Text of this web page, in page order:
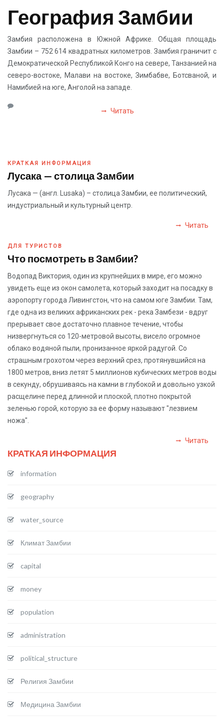
География Замбии
Замбия расположена в Южной Африке. Общая площадь
Замбии – 752 614 квадратных километров. Замбия граничит с
Демократической Республикой Конго на севере, Танзанией на
северо-востоке, Малави на востоке, Зимбабве, Ботсваной, и
Намибией на юге, Анголой на западе.
Читать
КРАТКАЯ ИНФОРМАЦИЯ
Лусака — столица Замбии
Лусака — (англ. Lusaka) – столица Замбии, ее политический,
индустриальный и культурный центр.
Читать
ДЛЯ ТУРИСТОВ
Что посмотреть в Замбии?
Водопад Виктория, один из крупнейших в мире, его можно
увидеть еще из окон самолета, который заходит на посадку в
аэропорту города Ливингстон, что на самом юге Замбии. Там,
где одна из великих африканских рек - река Замбези - вдруг
прерывает свое достаточно плавное течение, чтобы
низвергнуться со 120-метровой высоты, висело огромное
облако водяной пыли, пронизанное яркой радугой. Со
страшным грохотом через верхний срез, протянувшийся на
1800 метров, вниз летят 5 миллионов кубических метров воды
в секунду, обрушиваясь на камни в глубокой и довольно узкой
расщелине перед длинной и плоской, плотно покрытой
зеленью горой, которую за ее форму называют "лезвием
ножа".
Читать
КРАТКАЯ ИНФОРМАЦИЯ
information
geography
water_source
Климат Замбии
capital
money
population
administration
political_structure
Религия Замбии
Медицина Замбии